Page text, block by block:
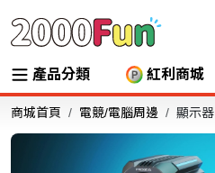
產品分類 紅利商城
商城首頁 電競/電腦周邊 顯示器